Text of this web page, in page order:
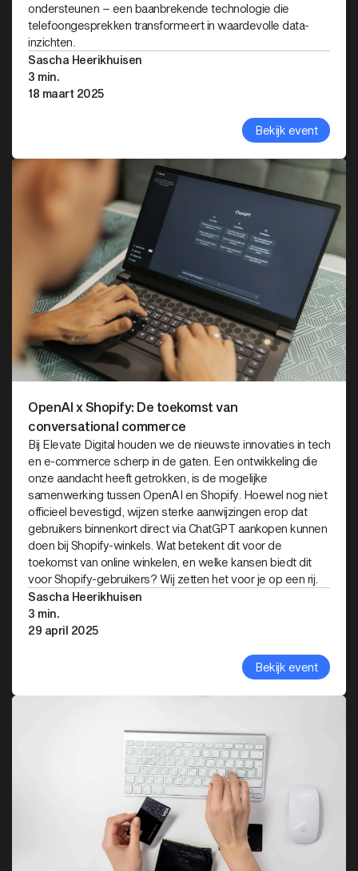
ondersteunen – een baanbrekende technologie die
telefoongesprekken transformeert in waardevolle data-
inzichten.
Sascha Heerikhuisen
3 min.
18 maart 2025
Bekijk event
OpenAI x Shopify: De toekomst van
conversational commerce
Bij Elevate Digital houden we de nieuwste innovaties in tech
en e-commerce scherp in de gaten. Een ontwikkeling die
onze aandacht heeft getrokken, is de mogelijke
samenwerking tussen OpenAI en Shopify. Hoewel nog niet
officieel bevestigd, wijzen sterke aanwijzingen erop dat
gebruikers binnenkort direct via ChatGPT aankopen kunnen
doen bij Shopify-winkels. Wat betekent dit voor de
toekomst van online winkelen, en welke kansen biedt dit
voor Shopify-gebruikers? Wij zetten het voor je op een rij.
Sascha Heerikhuisen
3 min.
29 april 2025
Bekijk event